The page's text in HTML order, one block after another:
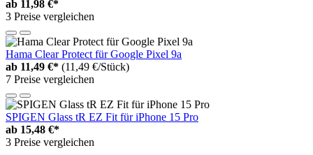
ab 11,98 €*
3 Preise vergleichen
Hama Clear Protect für Google Pixel 9a
ab 11,49 €* (11,49 €/Stück)
7 Preise vergleichen
SPIGEN Glass tR EZ Fit für iPhone 15 Pro
ab 15,48 €*
3 Preise vergleichen